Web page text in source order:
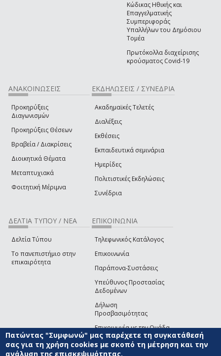
Κώδικας Ηθικής και
Επαγγελματικής
Συμπεριφοράς
Υπαλλήλων του Δημόσιου
Τομέα
Πρωτόκολλα διαχείρισης
κρούσματος Covid-19
ΑΝΑΚΟΙΝΩΣΕΙΣ
Προκηρύξεις
Διαγωνισμών
Προκηρύξεις Θέσεων
Βραβεία / Διακρίσεις
Διοικητικά Θέματα
Μεταπτυχιακά
Φοιτητική Μέριμνα
ΕΚΔΗΛΩΣΕΙΣ / ΣΥΝΕΔΡΙΑ
Ακαδημαϊκές Τελετές
Διαλέξεις
Εκθέσεις
Εκπαιδευτικά σεμινάρια
Ημερίδες
Πολιτιστικές Εκδηλώσεις
Συνέδρια
ΔΕΛΤΙΑ ΤΥΠΟΥ / ΝΕΑ
Δελτία Τύπου
Το πανεπιστήμιο στην
επικαιρότητα
ΕΠΙΚΟΙΝΩΝΙΑ
Τηλεφωνικός Κατάλογος
Επικοινωνία
Παράπονα-Συστάσεις
Υπεύθυνος Προστασίας
Δεδομένων
Δήλωση
Προσβασιμότητας
Επικοινωνία με την Ομάδα
Ανάπτυξης του site(link sends e-mail)
Πατώντας "Συμφωνώ" μας παρέχετε τη συγκατάθεσή
σας για τη χρήση cookies με σκοπό τη μέτρηση και την
ανάλυση της επισκεψιμότητας.